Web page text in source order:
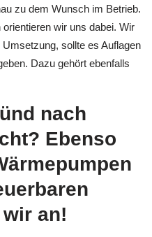
die PV Anlagen an. Die
zu dem Wunsch im Betrieb.
wir uns dabei. Wir
sollte es Auflagen
nach
Ebenso